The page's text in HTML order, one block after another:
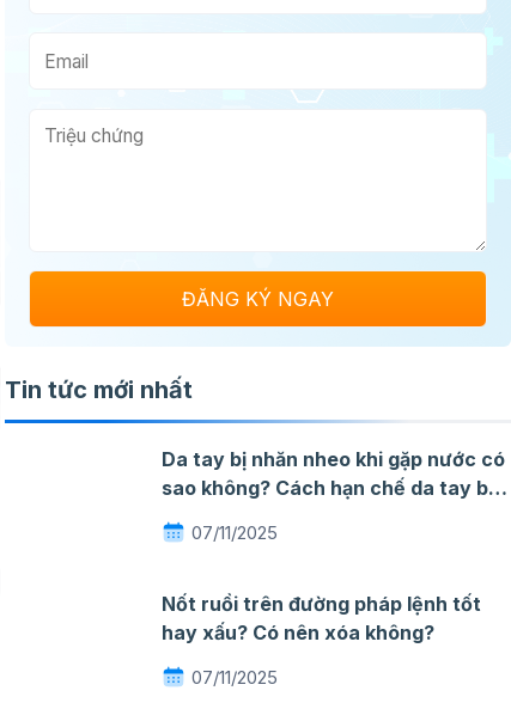
Tin tức mới nhất
Da tay bị nhăn nheo khi gặp nước có
sao không? Cách hạn chế da tay bị
nhăn khi gặp nước
07/11/2025
Nốt ruồi trên đường pháp lệnh tốt
hay xấu? Có nên xóa không?
07/11/2025